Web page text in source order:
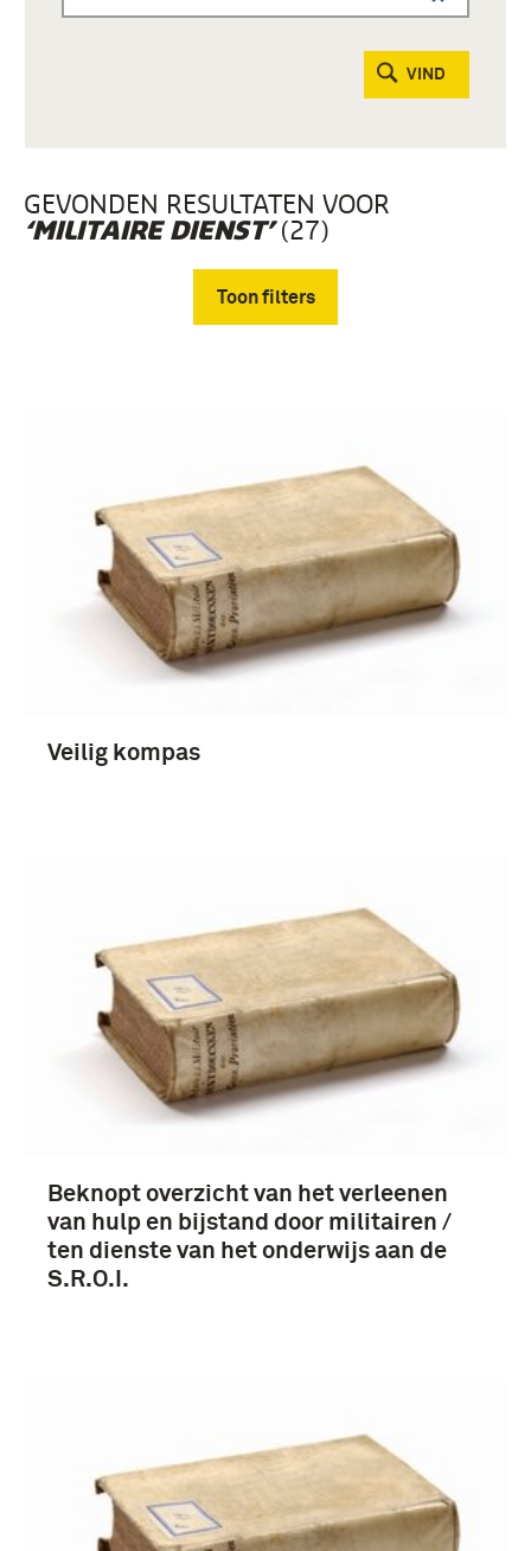
VIND
GEVONDEN RESULTATEN VOOR
‘MILITAIRE DIENST’(27)
Toon filters
brochure (27)
1901-1950 (3)
Nederland (18)
Veilig kompas
Beknopt overzicht van het verleenen
van hulp en bijstand door militairen /
ten dienste van het onderwijs aan de
S.R.O.I.